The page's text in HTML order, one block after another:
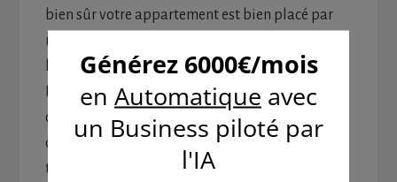
bien sûr votre appartement est bien placé par
rapport aux services usuels, s’il donne sur une
belle vue et dispose d’une luminosité optimale.
Entretenez son jardin s’il se trouve en rez-de-
chaussée. Installez des dispositifs de sécurité et
des systèmes d’alarme. Surtout, vous trouverez
toujours de bons arguments si l’appartement